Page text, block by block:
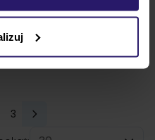
najniższa cena
ZOBACZ
czytasz stronę
Strona
3